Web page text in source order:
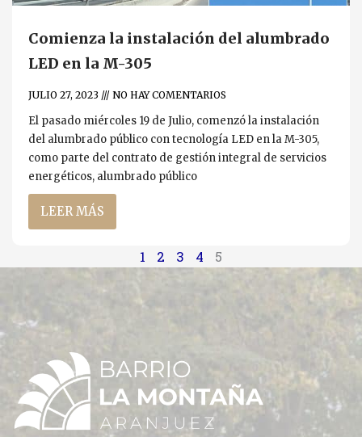
Comienza la instalación del alumbrado
LED en la M-305
JULIO 27, 2023 NO HAY COMENTARIOS
El pasado miércoles 19 de Julio, comenzó la instalación
del alumbrado público con tecnología LED en la M-305,
como parte del contrato de gestión integral de servicios
energéticos, alumbrado público
LEER MÁS
1 2 3 4 5